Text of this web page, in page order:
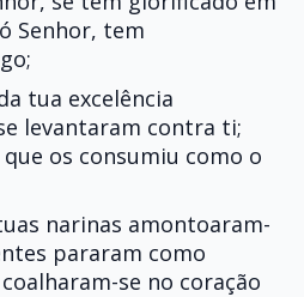
Senhor, tem
tua excelência
levantaram contra ti;
os consumiu como o
narinas amontoaram-
pararam como
se no coração